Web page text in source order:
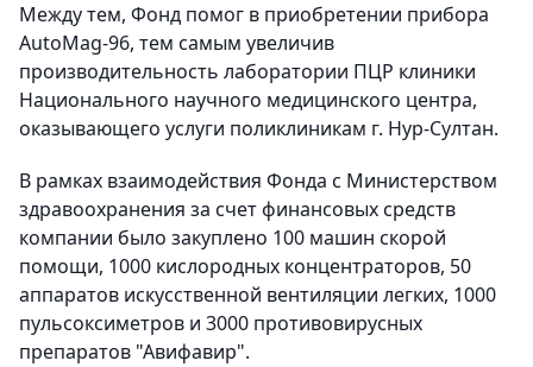
Между тем, Фонд помог в приобретении прибора
AutoMag-96, тем самым увеличив
производительность лаборатории ПЦР клиники
Национального научного медицинского центра,
оказывающего услуги поликлиникам г. Нур-Султан.
В рамках взаимодействия Фонда с Министерством
здравоохранения за счет финансовых средств
компании было закуплено 100 машин скорой
помощи, 1000 кислородных концентраторов, 50
аппаратов искусственной вентиляции легких, 1000
пульсоксиметров и 3000 противовирусных
препаратов "Авифавир".